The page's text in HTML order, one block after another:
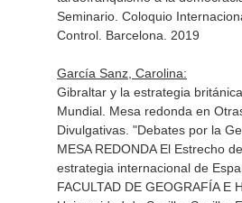
Seminario. Coloquio
Control. Barcelona. 2019
García Sanz, Carolina:
Gibraltar y la estrategia
Mundial. Mesa redonda en
Divulgativas. "Debates por la
MESA REDONDA El Estrecho
estrategia internacional de
FACULTAD DE GEOGRAFÍA E